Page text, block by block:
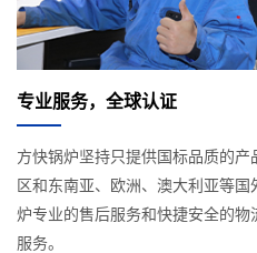
专业服务，全球认证
方快锅炉坚持只提供国标品质的
区和东南亚、欧洲、澳大利亚等
炉专业的售后服务和快捷安全的
服务。